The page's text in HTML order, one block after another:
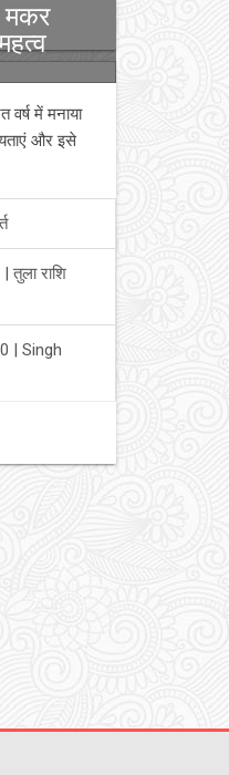
मकर
में मनाया
और इसे
राशि
| Singh